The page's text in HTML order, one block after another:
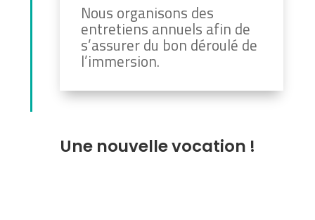
Nous organisons des
entretiens annuels afin de
s’assurer du bon déroulé de
l’immersion.
Une nouvelle vocation !